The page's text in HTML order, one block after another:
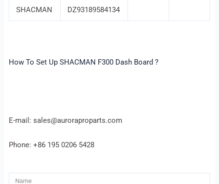
SHACMAN DZ93189584134
How To Set Up SHACMAN F300 Dash Board ?
E-mail: sales@auroraproparts.com
Phone: +86 195 0206 5428
Name